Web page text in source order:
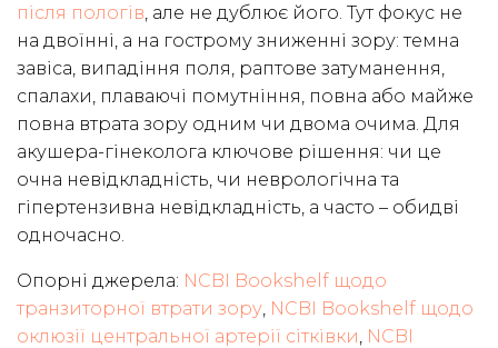
після пологів , але не дублює його. Тут фокус не
на двоїнні, а на гострому зниженні зору: темна
завіса, випадіння поля, раптове затуманення,
спалахи, плаваючі помутніння, повна або майже
повна втрата зору одним чи двома очима. Для
акушера-гінеколога ключове рішення: чи це
очна невідкладність, чи неврологічна та
гіпертензивна невідкладність, а часто – обидві
одночасно.
Опорні джерела: NCBI Bookshelf щодо
транзиторної втрати зору NCBI Bookshelf щодо
оклюзії центральної артерії сітківки NCBI